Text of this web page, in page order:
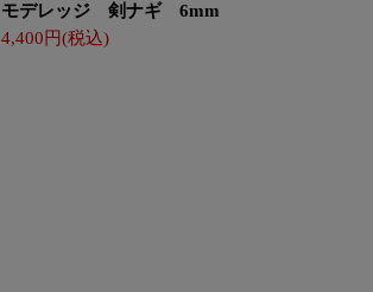
モデレッジ 剣ナギ 6mm
4,400